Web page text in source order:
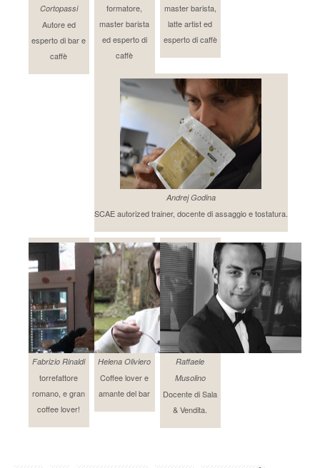
Cortopassi
Autore ed
esperto di bar e
caffè
formatore,
master barista
ed esperto di
caffè
master barista,
latte artist ed
esperto di caffè
Andrej Godina
SCAE autorized trainer, docente di assaggio e tostatura.
Fabrizio Rinaldi
torrefattore
romano, e gran
coffee lover!
Helena Oliviero
Coffee lover e
amante del bar
Raffaele
Musolino
Docente di Sala
& Vendita.